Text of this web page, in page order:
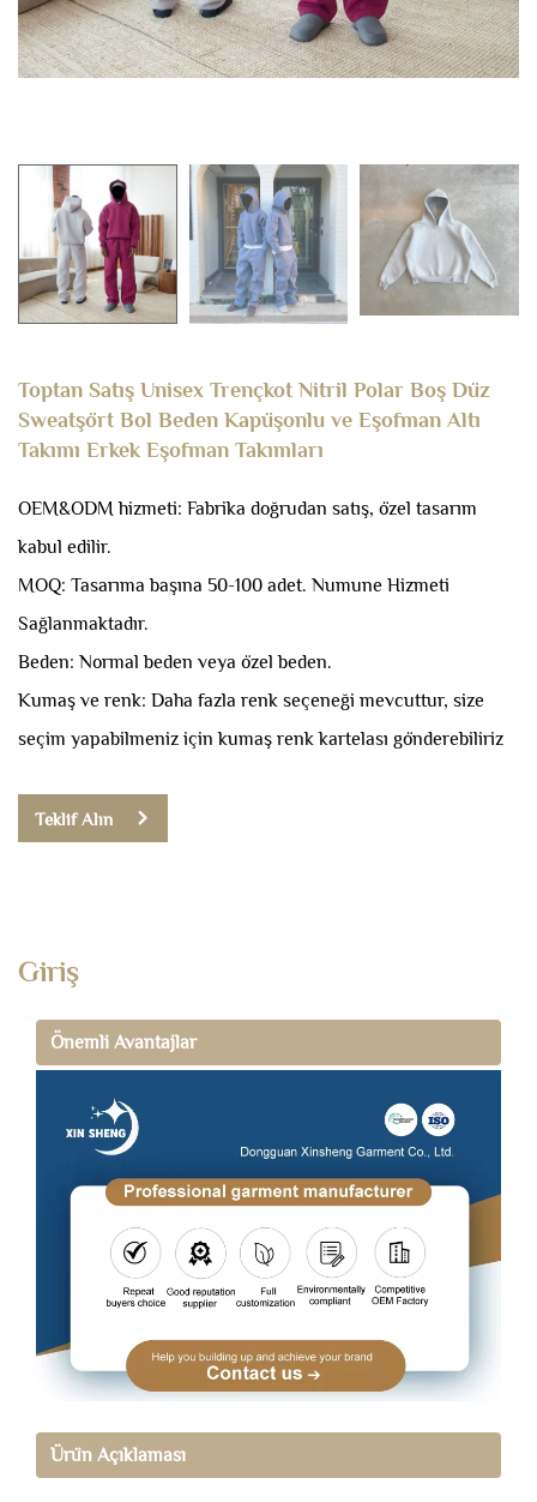
Toptan Satış Unisex Trençkot Nitril Polar Boş Düz
Sweatşört Bol Beden Kapüşonlu ve Eşofman Altı
Takımı Erkek Eşofman Takımları
OEM&ODM hizmeti: Fabrika doğrudan satış, özel tasarım
kabul edilir.
MOQ: Tasarıma başına 50-100 adet. Numune Hizmeti
Sağlanmaktadır.
Beden: Normal beden veya özel beden.
Kumaş ve renk: Daha fazla renk seçeneği mevcuttur, size
seçim yapabilmeniz için kumaş renk kartelası gönderebiliriz
Teklif Alın
Giriş
Önemli Avantajlar
Ürün Açıklaması